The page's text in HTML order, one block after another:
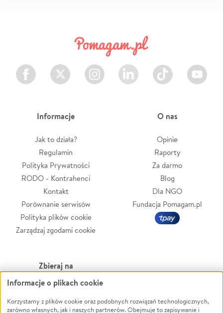
Facebook Twitter Instagram LinkedIn TikTok Youtube
Informacje
Jak to działa?
Regulamin
Polityka Prywatności
RODO - Kontrahenci
Kontakt
Porównanie serwisów
Polityka plików cookie
Zarządzaj zgodami cookie
O nas
Opinie
Raporty
Za darmo
Blog
Dla NGO
Fundacja Pomagam.pl
Zbieraj na
Leczenie
Zwierzęta
Powódź
Informacje o plikach cookie
Korzystamy z plików cookie oraz podobnych rozwiązań technologicznych,
zarówno własnych, jak i naszych partnerów. Obejmuje to zapisywanie i